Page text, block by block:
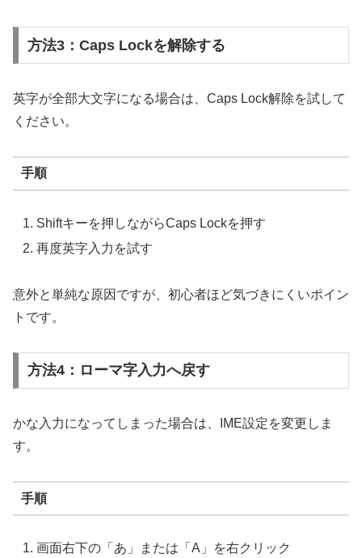
方法3：Caps Lockを解除する
英字が全部大文字になる場合は、Caps Lock解除を試して
ください。
手順
Shiftキーを押しながらCaps Lockを押す
再度英字入力を試す
意外と単純な原因ですが、初心者ほど気づきにくいポイン
トです。
方法4：ローマ字入力へ戻す
かな入力になってしまった場合は、IME設定を変更しま
す。
手順
画面右下の「あ」または「A」を右クリック